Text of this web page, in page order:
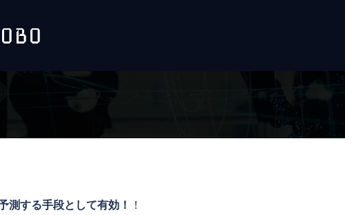
測する手段として有効！ ！